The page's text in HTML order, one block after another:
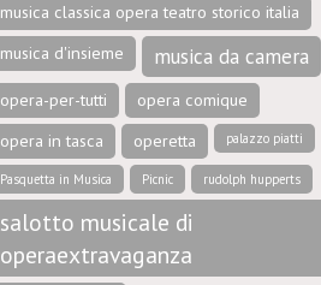
musica classica opera teatro storico italia
musica d'insieme
musica da camera
opera-per-tutti
opera comique
opera in tasca
operetta palazzo piatti
Pasquetta in Musica Picnic rudolph hupperts
salotto musicale di
operaextravaganza